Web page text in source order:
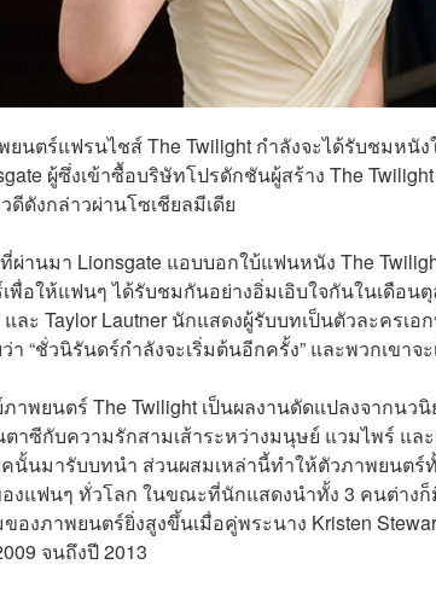
นตร์แฟรนไชส์ The Twilight กำลังจะได้รับชมหนั
ผู้ซึ่งเข้าซื้อบริษัทโปรดักชันผู้สร้าง The
ดีดังกล่าวผ่านโซเชียลมีเดีย
ผ่านมา Lionsgate แอบบอกใบ้แฟนหนัง The
พื่อให้แฟนๆ ได้รับชมกันอย่างอิ่มเอิบใจกันในเดือน
และ Taylor Lautner นักแสดงผู้รับบทเป็นตัวละครเ
า “ชั่วนิรันดร์กำลังจะเริ่มต้นอีกครั้ง” และพวกเขาจ
าพยนตร์ The Twilight เป็นผลงานดัดแปลงจากนว
าซีกับความรักสามเส้าระหว่างมนุษย์ แวมไพร์ แล
นั้นมารับบทนำ ส่วนผสมเหล่านี้ทำให้ตัวภาพยนตร์
งแฟนๆ ทั่วโลก ในขณะที่นักแสดงนำทั้ง 3 คนต่างก็
องภาพยนตร์ยิ่งสูงขึ้นเมื่อคู่พระนาง Kristen
จนถึงปี 2013